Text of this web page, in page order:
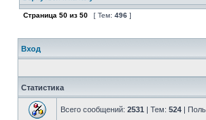
Страница 50 из 50 [ Тем: 496 ]
Вход
Статистика
Всего сообщений: 2531 | Тем: 524 |